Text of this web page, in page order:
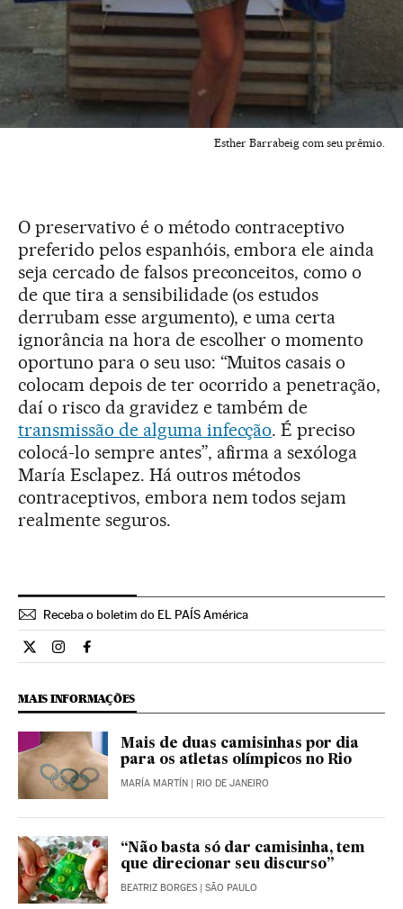
Esther Barrabeig com seu prêmio.
O preservativo é o método contraceptivo
preferido pelos espanhóis, embora ele ainda
seja cercado de falsos preconceitos, como o
de que tira a sensibilidade (os estudos
derrubam esse argumento), e uma certa
ignorância na hora de escolher o momento
oportuno para o seu uso: “Muitos casais o
colocam depois de ter ocorrido a penetração,
daí o risco da gravidez e também de
transmissão de alguma infecção. É preciso
colocá-lo sempre antes”, afirma a sexóloga
María Esclapez. Há outros métodos
contraceptivos, embora nem todos sejam
realmente seguros.
Receba o boletim do EL PAÍS América
Estilo El País Brasil en Twitter
Estilo El País Brasil en Instagram
Estilo El País Brasil en Facebook
MAIS INFORMAÇÕES
Mais de duas camisinhas por dia
para os atletas olímpicos no Rio
MARÍA MARTÍN | RIO DE JANEIRO
“Não basta só dar camisinha, tem
que direcionar seu discurso”
BEATRIZ BORGES | SÃO PAULO